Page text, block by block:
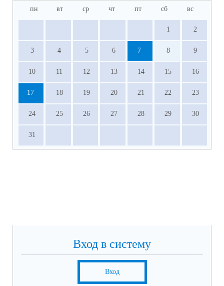
пн вт ср чт пт сб вс
1 2
3 4 5 6 7 8 9
10 11 12 13 14 15 16
17 18 19 20 21 22 23
24 25 26 27 28 29 30
31
Вход в систему
Вход